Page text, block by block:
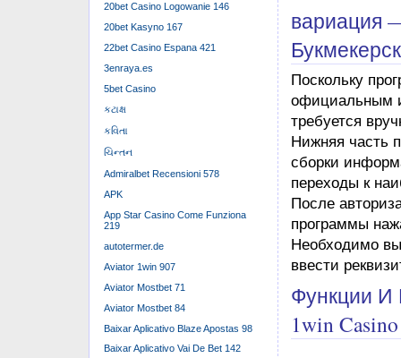
вариация
Поскольку
официальным
требуется
Нижняя часть
сборки
переходы к
После
программы
Необходимо
ввести
Функции И
1win Casino
20bet Casino Logowanie 146
20bet Kasyno 167
22bet Casino Espana 421
3enraya.es
5bet Casino
કટાક્ષ
કવિતા
ચિન્તન
Admiralbet Recensioni 578
APK
App Star Casino Come Funziona
219
autotermer.de
Aviator 1win 907
Aviator Mostbet 71
Aviator Mostbet 84
Baixar Aplicativo Blaze Apostas 98
Baixar Aplicativo Vai De Bet 142